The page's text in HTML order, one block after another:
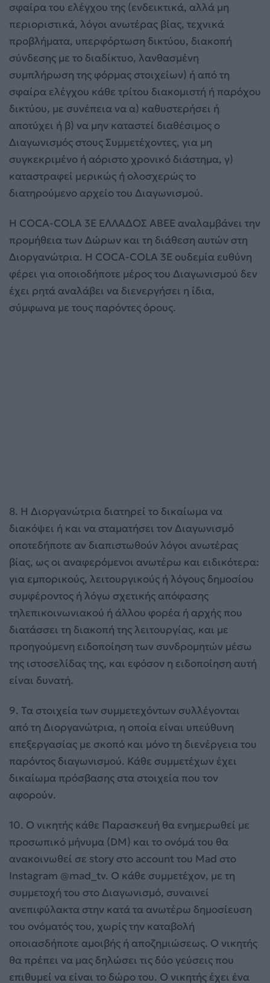
σφαίρα του ελέγχου της (ενδεικτικά, αλλά μη
περιοριστικά, λόγοι ανωτέρας βίας, τεχνικά
προβλήματα, υπερφόρτωση δικτύου, διακοπή
σύνδεσης με το διαδίκτυο, λανθασμένη
συμπλήρωση της φόρμας στοιχείων) ή από τη
σφαίρα ελέγχου κάθε τρίτου διακομιστή ή παρόχου
δικτύου, με συνέπεια να α) καθυστερήσει ή
αποτύχει ή β) να μην καταστεί διαθέσιμος ο
Διαγωνισμός στους Συμμετέχοντες, για μη
συγκεκριμένο ή αόριστο χρονικό διάστημα, γ)
καταστραφεί μερικώς ή ολοσχερώς το
διατηρούμενο αρχείο του Διαγωνισμού.
Η COCA-COLA 3E ΕΛΛΑΔΟΣ ΑΒΕΕ αναλαμβάνει την
προμήθεια των Δώρων και τη διάθεση αυτών στη
Διοργανώτρια. H COCA-COLA 3E ουδεμία ευθύνη
φέρει για οποιοδήποτε μέρος του Διαγωνισμού δεν
έχει ρητά αναλάβει να διενεργήσει η ίδια,
σύμφωνα με τους παρόντες όρους.
8. Η Διοργανώτρια διατηρεί το δικαίωμα να
διακόψει ή και να σταματήσει τον Διαγωνισμό
οποτεδήποτε αν διαπιστωθούν λόγοι ανωτέρας
βίας, ως οι αναφερόμενοι ανωτέρω και ειδικότερα:
για εμπορικούς, λειτουργικούς ή λόγους δημοσίου
συμφέροντος ή λόγω σχετικής απόφασης
τηλεπικοινωνιακού ή άλλου φορέα ή αρχής που
διατάσσει τη διακοπή της λειτουργίας, και με
προηγούμενη ειδοποίηση των συνδρομητών μέσω
της ιστοσελίδας της, και εφόσον η ειδοποίηση αυτή
είναι δυνατή.
9. Τα στοιχεία των συμμετεχόντων συλλέγονται
από τη Διοργανώτρια, η οποία είναι υπεύθυνη
επεξεργασίας με σκοπό και μόνο τη διενέργεια του
παρόντος διαγωνισμού. Κάθε συμμετέχων έχει
δικαίωμα πρόσβασης στα στοιχεία που τον
αφορούν.
10. Ο νικητής κάθε Παρασκευή θα ενημερωθεί με
προσωπικό μήνυμα (DM) και το ονόμά του θα
ανακοινωθεί σε story στο account του Mad στο
Instagram @mad_tv. Ο κάθε συμμετέχον, με τη
συμμετοχή του στο Διαγωνισμό, συναινεί
ανεπιφύλακτα στην κατά τα ανωτέρω δημοσίευση
του ονόματός του, χωρίς την καταβολή
οποιασδήποτε αμοιβής ή αποζημιώσεως. Ο νικητής
θα πρέπει να μας δηλώσει τις δύο γεύσεις που
επιθυμεί να είναι το δώρο του. Ο νικητής έχει ένα